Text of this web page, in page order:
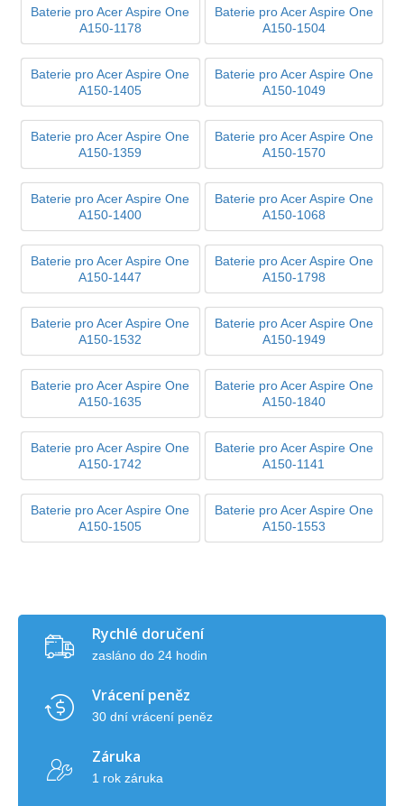
Baterie pro Acer Aspire One
A150-1178
Baterie pro Acer Aspire One
A150-1504
Baterie pro Acer Aspire One
A150-1405
Baterie pro Acer Aspire One
A150-1049
Baterie pro Acer Aspire One
A150-1359
Baterie pro Acer Aspire One
A150-1570
Baterie pro Acer Aspire One
A150-1400
Baterie pro Acer Aspire One
A150-1068
Baterie pro Acer Aspire One
A150-1447
Baterie pro Acer Aspire One
A150-1798
Baterie pro Acer Aspire One
A150-1532
Baterie pro Acer Aspire One
A150-1949
Baterie pro Acer Aspire One
A150-1635
Baterie pro Acer Aspire One
A150-1840
Baterie pro Acer Aspire One
A150-1742
Baterie pro Acer Aspire One
A150-1141
Baterie pro Acer Aspire One
A150-1505
Baterie pro Acer Aspire One
A150-1553
Rychlé doručení
zasláno do 24 hodin
Vrácení peněz
30 dní vrácení peněz
Záruka
1 rok záruka